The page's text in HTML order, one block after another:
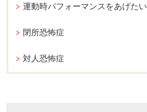
運動時パフォーマンスをあげたい
閉所恐怖症
対人恐怖症